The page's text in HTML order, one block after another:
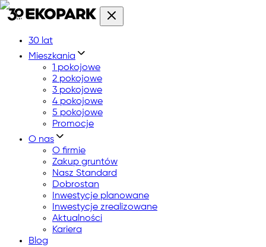
30 lat
Mieszkania
1 pokojowe
2 pokojowe
3 pokojowe
4 pokojowe
5 pokojowe
Promocje
O nas
O firmie
Zakup gruntów
Nasz Standard
Dobrostan
Inwestycje planowane
Inwestycje zrealizowane
Aktualności
Kariera
Blog